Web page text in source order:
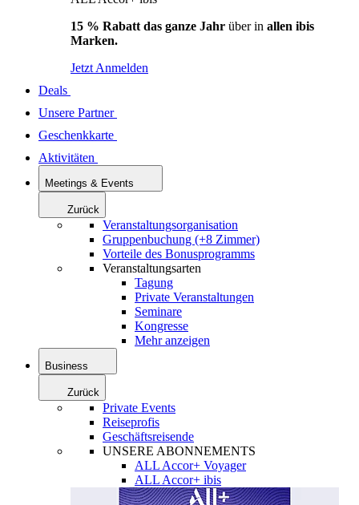
15 % Rabatt das ganze Jahr über in allen ibis
Marken.
Jetzt Anmelden
Deals
Unsere Partner
Geschenkkarte
Aktivitäten
Meetings & Events
Zurück
Veranstaltungsorganisation
Gruppenbuchung (+8 Zimmer)
Vorteile des Bonusprogramms
Veranstaltungsarten
Tagung
Private Veranstaltungen
Seminare
Kongresse
Mehr anzeigen
Business
Zurück
Private Events
Reiseprofis
Geschäftsreisende
UNSERE ABONNEMENTS
ALL Accor+ Voyager
ALL Accor+ ibis